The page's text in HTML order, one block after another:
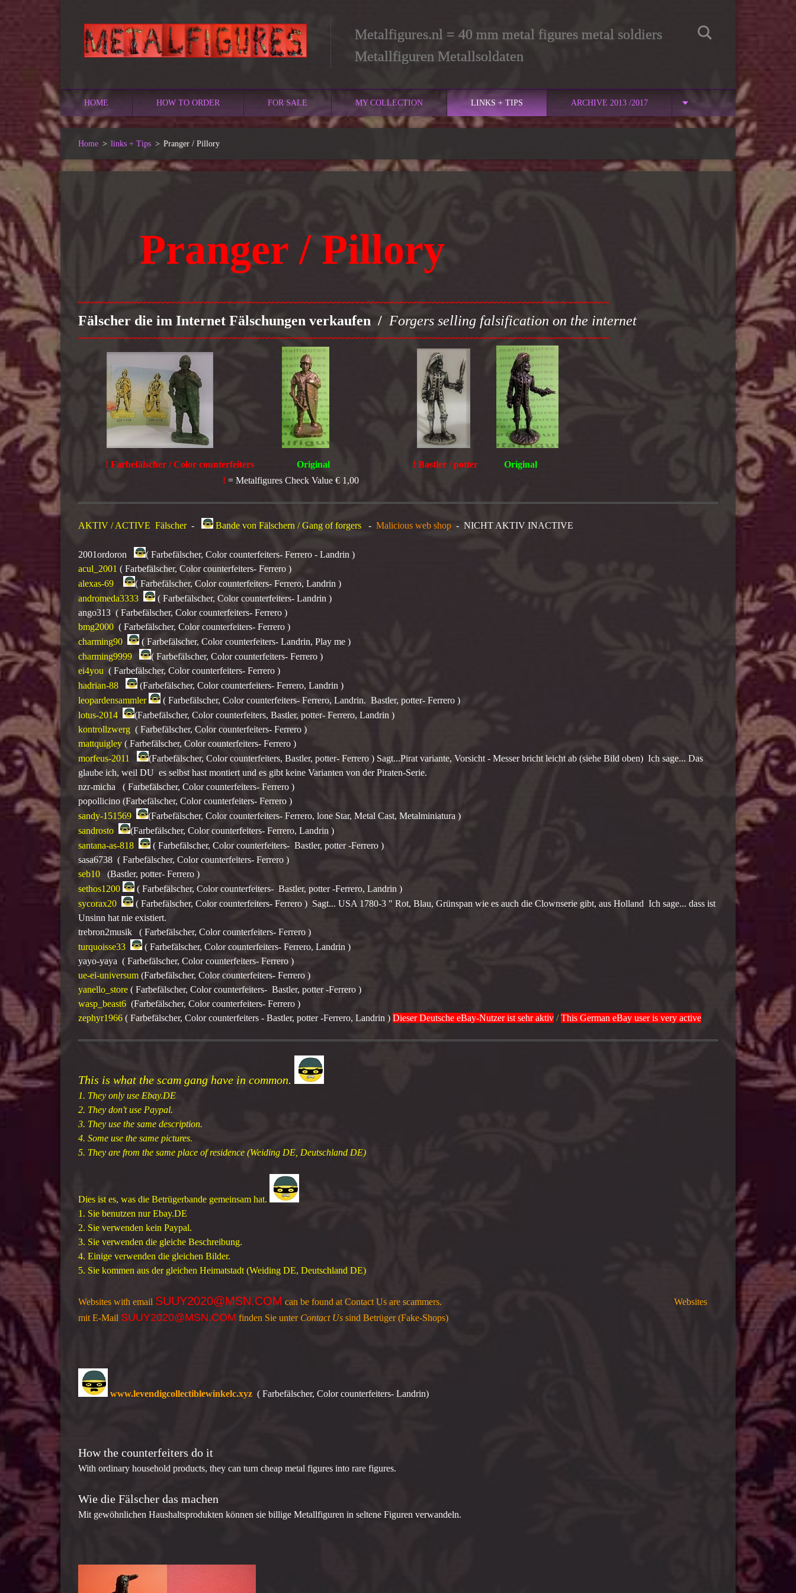
Metalfigures.nl = 40 mm metal figures metal soldiers
Metallfiguren Metallsoldaten
HOME HOW TO ORDER FOR SALE MY COLLECTION LINKS + TIPS ARCHIVE 2013 /2017
Home > links + Tips > Pranger / Pillory
Pranger / Pillory
~~~~~~~~~~~~~~~~~~~~~~~~~~~~~~~~~~~~~~~~~~~~~~~~~~~~~~~~~~~~~~~~~~~~~~~~~~~~~~~~~~~~~~~~~~~~~~~~~~~~~~~~~~~~~~~~
Fälscher die im Internet Fälschungen verkaufen / Forgers selling falsification on the internet
~~~~~~~~~~~~~~~~~~~~~~~~~~~~~~~~~~~~~~~~~~~~~~~~~~~~~~~~~~~~~~~~~~~~~~~~~~~~~~~~~~~~~~~~~~~~~~~~~~~~~~~~~~~~~~~~
! Farbefälscher /Color counterfeiters Original ! Bastler / potter
Original
! = Metalfigures Check Value € 1,00
AKTIV / ACTIVE Fälscher - Bande von Fälschern / Gang of forgers - Malicious web shop - NICHT AKTIV INACTIVE
2001ordoron
( Farbefälscher, Color counterfeiters- Ferrero - Landrin )
acul_2001 ( Farbefälscher, Color counterfeiters- Ferrero )
alexas-69
( Farbefälscher, Color counterfeiters- Ferrero, Landrin )
andromeda3333
( Farbefälscher, Color counterfeiters- Landrin )
ango313 ( Farbefälscher, Color counterfeiters- Ferrero )
bmg2000 ( Farbefälscher, Color counterfeiters- Ferrero )
charming90
( Farbefälscher, Color counterfeiters- Landrin, Play me )
charming9999
( Farbefälscher, Color counterfeiters- Ferrero )
ei4you ( Farbefälscher, Color counterfeiters- Ferrero )
hadrian-88
(Farbefälscher, Color counterfeiters- Ferrero, Landrin )
leopardensammler
( Farbefälscher, Color counterfeiters- Ferrero, Landrin. Bastler, potter- Ferrero )
lotus-2014
(Farbefälscher, Color counterfeiters, Bastler, potter- Ferrero, Landrin )
kontrollzwerg ( Farbefälscher, Color counterfeiters- Ferrero )
mattquigley ( Farbefälscher, Color counterfeiters- Ferrero )
morfeus-2011
(Farbefälscher, Color counterfeiters, Bastler, potter- Ferrero ) Sagt...Pirat variante, Vorsicht - Messer bricht leicht ab (siehe Bild oben) Ich sage... Das
glaube ich, weil DU es selbst hast montiert und es gibt keine Varianten von der Piraten-Serie.
nzr-micha ( Farbefälscher, Color counterfeiters- Ferrero )
popollicino (Farbefälscher, Color counterfeiters- Ferrero )
sandy-151569
(Farbefälscher, Color counterfeiters- Ferrero, lone Star, Metal Cast, Metalminiatura )
sandrosto
(Farbefälscher, Color counterfeiters- Ferrero, Landrin )
santana-as-818
( Farbefälscher, Color counterfeiters- Bastler, potter -Ferrero )
sasa6738 ( Farbefälscher, Color counterfeiters- Ferrero )
seb10 (Bastler, potter- Ferrero )
sethos1200
( Farbefälscher, Color counterfeiters- Bastler, potter -Ferrero, Landrin )
sycorax20
( Farbefälscher, Color counterfeiters- Ferrero ) Sagt... USA 1780-3 " Rot, Blau, Grünspan wie es auch die Clownserie gibt, aus Holland Ich sage... dass ist
Unsinn hat nie existiert.
trebron2musik ( Farbefälscher, Color counterfeiters- Ferrero )
turquoisse33
( Farbefälscher, Color counterfeiters- Ferrero, Landrin )
yayo-yaya ( Farbefälscher, Color counterfeiters- Ferrero )
ue-ei-universum (Farbefälscher, Color counterfeiters- Ferrero )
yanello_store ( Farbefälscher, Color counterfeiters- Bastler, potter -Ferrero )
wasp_beast6 (Farbefälscher, Color counterfeiters- Ferrero )
zephyr1966 ( Farbefälscher, Color counterfeiters - Bastler, potter -Ferrero, Landrin ) Dieser Deutsche eBay-Nutzer ist sehr aktiv /This German eBay user is very active
This is what the scam gang have in common.
1. They only use Ebay.DE
2. They don't use Paypal.
3. They use the same description.
4. Some use the same pictures.
5. They are from the same place of residence (Weiding DE, Deutschland DE)
Dies ist es, was die Betrügerbande gemeinsam hat.
1. Sie benutzen nur Ebay.DE
2. Sie verwenden kein Paypal.
3. Sie verwenden die gleiche Beschreibung.
4. Einige verwenden die gleichen Bilder.
5. Sie kommen aus der gleichen Heimatstadt (Weiding DE, Deutschland DE)
Websites with email SUUY2020@MSN.COM can be found at Contact Us are scammers. Websites
mit E-Mail SUUY2020@MSN.COM finden Sie unter Contact Us sind Betrüger (Fake-Shops)
www.levendigcollectiblewinkelc.xyz ( Farbefälscher, Color counterfeiters- Landrin)
How the counterfeiters do it
With ordinary household products, they can turn cheap metal figures into rare figures.
Wie die Fälscher das machen
Mit gewöhnlichen Haushaltsprodukten können sie billige Metallfiguren in seltene Figuren verwandeln.